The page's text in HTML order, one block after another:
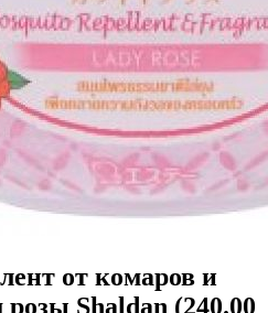
от комаров и
Shaldan (240.00